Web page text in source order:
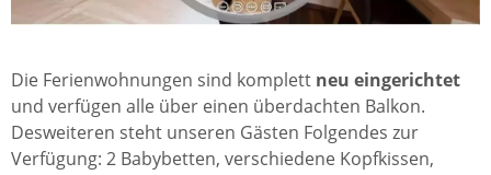
Die Ferienwohnungen sind komplett neu eingerichtet
und verfügen alle über einen überdachten Balkon.
Desweiteren steht unseren Gästen Folgendes zur
Verfügung: 2 Babybetten, verschiedene Kopfkissen,